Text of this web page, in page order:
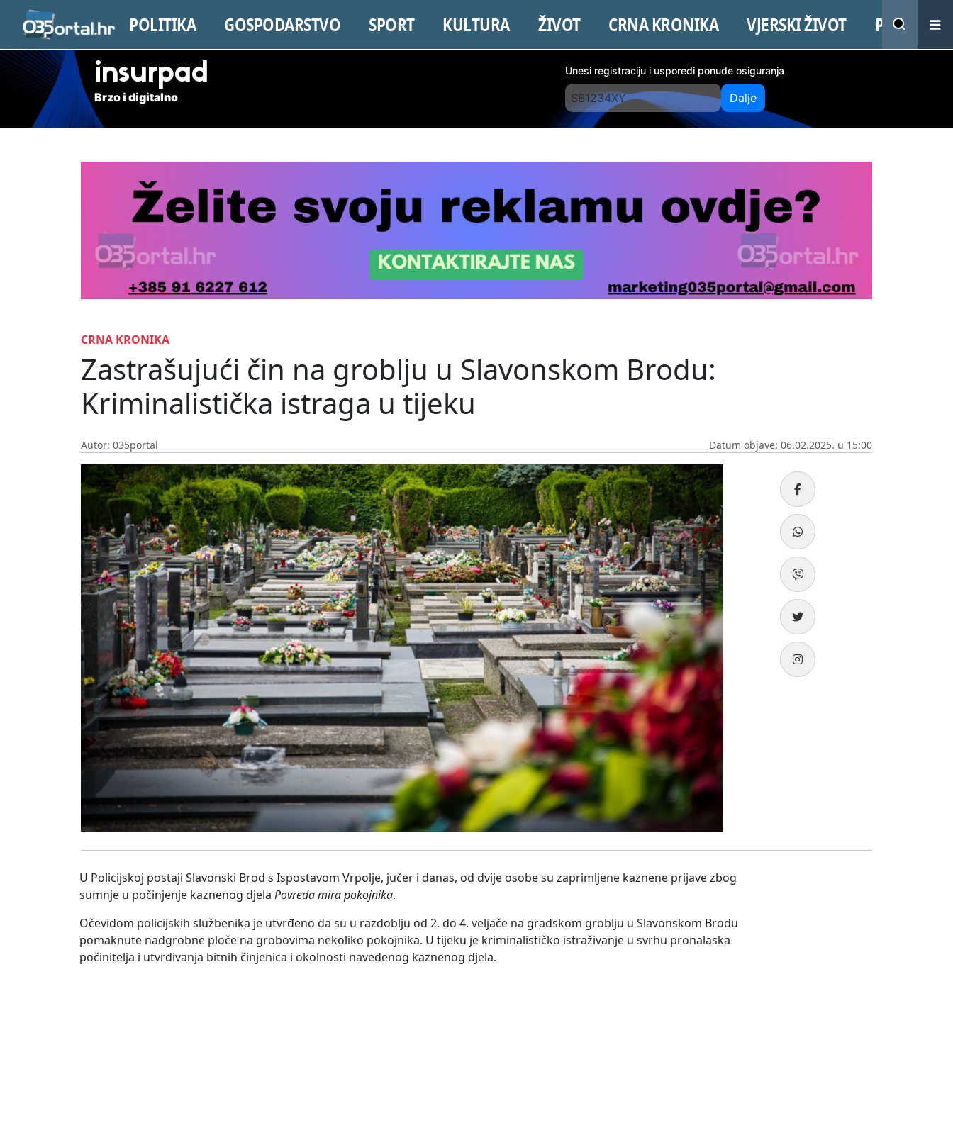
POLITIKA GOSPODARSTVO SPORT KULTURA ŽIVOT CRNA KRONIKA VJERSKI ŽIVOT PROMO
insurpad
Brzo i digitalno
Unesi registraciju i usporedi ponude osiguranja
Dalje
CRNA KRONIKA
Zastrašujući čin na groblju u Slavonskom Brodu:
Kriminalistička istraga u tijeku
Autor: 035portal Datum objave: 06.02.2025. u 15:00
U Policijskoj postaji Slavonski Brod s Ispostavom Vrpolje, jučer i danas, od dvije osobe su zaprimljene kaznene prijave zbog
sumnje u počinjenje kaznenog djela Povreda mira pokojnika.
Očevidom policijskih službenika je utvrđeno da su u razdoblju od 2. do 4. veljače na gradskom groblju u Slavonskom Brodu
pomaknute nadgrobne ploče na grobovima nekoliko pokojnika. U tijeku je kriminalističko istraživanje u svrhu pronalaska
počinitelja i utvrđivanja bitnih činjenica i okolnosti navedenog kaznenog djela.